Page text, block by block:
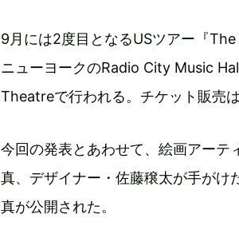
9月には2度目となるUSツアー『
ニューヨークのRadio City Music
Theatreで行われる。チケット販売
今回の発表とあわせて、絵画アーテ
真、デザイナー・佐藤穣太が手がけ
真が公開された。